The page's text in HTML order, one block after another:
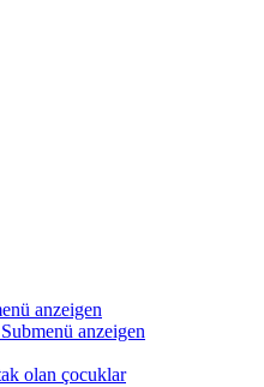
anzeigen
Submenü anzeigen
olan çocuklar